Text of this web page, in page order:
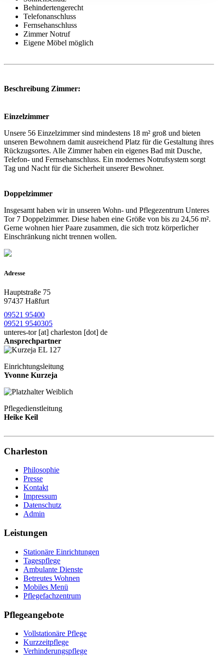
Behindertengerecht
Telefonanschluss
Fernsehanschluss
Zimmer Notruf
Eigene Möbel möglich
Beschreibung Zimmer:
Einzelzimmer
Unsere 56 Einzelzimmer sind mindestens 18 m² groß und bieten
unseren Bewohnern damit ausreichend Platz für die Gestaltung ihres
Rückzugsortes. Alle Zimmer haben ein eigenes Bad mit Dusche,
Telefon- und Fernsehanschluss. Ein modernes Notrufsystem sorgt
Tag und Nacht für die Sicherheit unserer Bewohner.
Doppelzimmer
Insgesamt haben wir in unseren Wohn- und Pflegezentrum Unteres
Tor 7 Doppelzimmer. Diese haben eine Größe von bis zu 24,56 m².
Gerne wohnen hier Paare zusammen, die sich trotz körperlicher
Einschränkung nicht trennen wollen.
Adresse
Hauptstraße 75
97437 Haßfurt
09521 95400
09521 9540305
unteres-tor[at] charleston [dot] de
Ansprechpartner
Einrichtungsleitung
Yvonne Kurzeja
Pflegedienstleitung
Heike Keil
Charleston
Philosophie
Presse
Kontakt
Impressum
Datenschutz
Admin
Leistungen
Stationäre Einrichtungen
Tagespflege
Ambulante Dienste
Betreutes Wohnen
Mobiles Menü
Pflegefachzentrum
Pflegeangebote
Vollstationäre Pflege
Kurzzeitpflege
Verhinderungspflege